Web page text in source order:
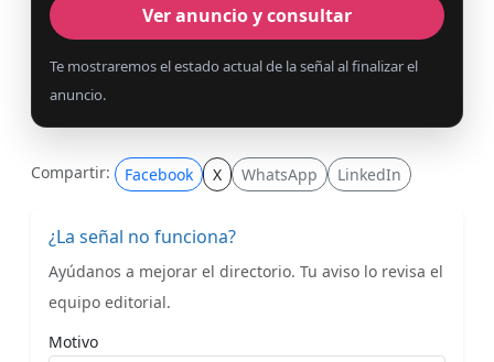
Ver anuncio y consultar
Te mostraremos el estado actual de la señal al finalizar el
anuncio.
Compartir: Facebook X WhatsApp LinkedIn
¿La señal no funciona?
Ayúdanos a mejorar el directorio. Tu aviso lo revisa el
equipo editorial.
Motivo